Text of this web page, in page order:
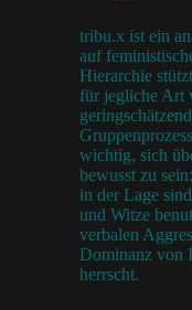
tribu.x ist ein
auf
Hierarchie
für jegliche Art
wichtig, sich
bewusst zu
in der Lage
und Witze
verbalen
Dominanz von
herrscht.